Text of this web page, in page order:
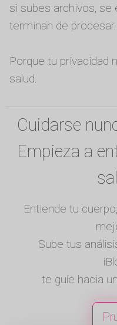
si subes archivos, se
terminan de procesar.
Porque tu privacidad
salud.
Cuidarse
Empieza a
Entiende tu
Sube tus
te guíe hacia